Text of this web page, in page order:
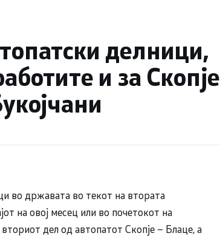
делници,
и за Скопје
во државата во текот на втората
на овој месец или во почетокот на
дел од автопатот Скопје – Блаце, а